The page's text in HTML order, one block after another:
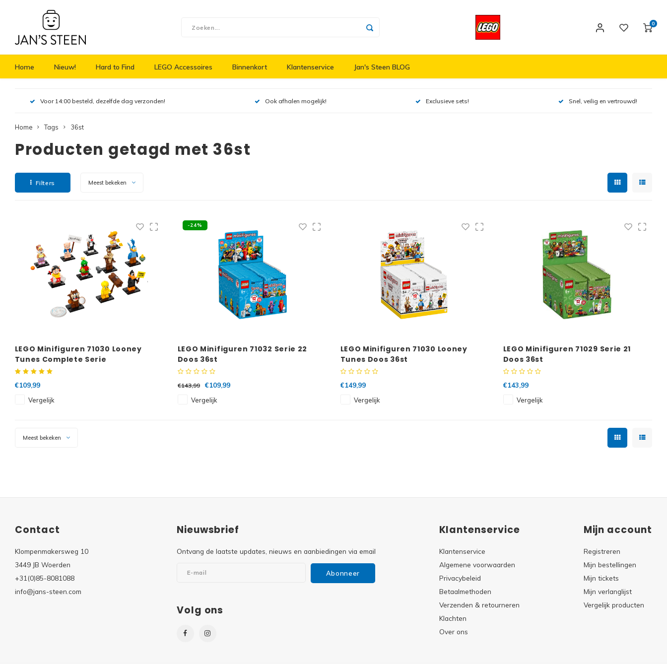
0
Home Nieuw! Hard to Find LEGO Accessoires Binnenkort Klantenservice Jan's Steen BLOG
Voor 14:00 besteld, dezelfde dag verzonden! Ook afhalen mogelijk! Exclusieve sets! Snel, veilig en vertrouwd!
Home Tags 36st
Producten getagd met 36st
Filters Meest bekeken
LEGO Minifiguren 71030 Looney
Tunes Complete Serie
€109,99
Vergelijk
-24%
LEGO Minifiguren 71032 Serie 22
Doos 36st
€143,99
€109,99
Vergelijk
LEGO Minifiguren 71030 Looney
Tunes Doos 36st
€149,99
Vergelijk
LEGO Minifiguren 71029 Serie 21
Doos 36st
€143,99
Vergelijk
Meest bekeken
Contact
Klompenmakersweg 10
3449 JB Woerden
+31(0)85-8081088
info@jans-steen.com
Nieuwsbrief
Ontvang de laatste updates, nieuws en aanbiedingen via email
Abonneer
Volg ons
Klantenservice
Klantenservice
Algemene voorwaarden
Privacybeleid
Betaalmethoden
Verzenden & retourneren
Klachten
Over ons
Mijn account
Registreren
Mijn bestellingen
Mijn tickets
Mijn verlanglijst
Vergelijk producten